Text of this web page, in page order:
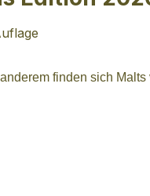
finden sich